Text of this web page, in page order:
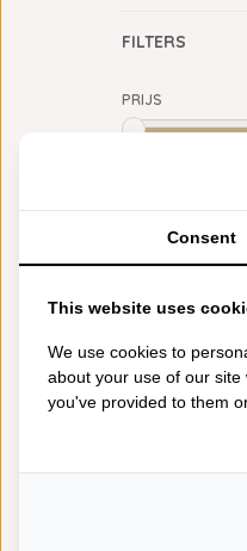
FILTERS
PRIJS
BADGOED
KEUKENGOED
PLAIDS
HUISPARFUM
SIERKUSSENS
Consent
This website uses
We use cookies to
about your use of our
you've provided to them